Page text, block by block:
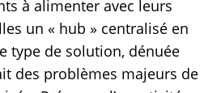
à alimenter avec leurs
un « hub » centralisé en
type de solution, dénuée
des problèmes majeurs de